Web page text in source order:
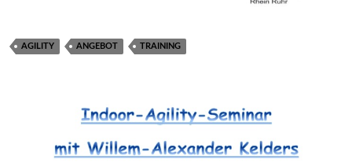
AGILITY ANGEBOT TRAINING